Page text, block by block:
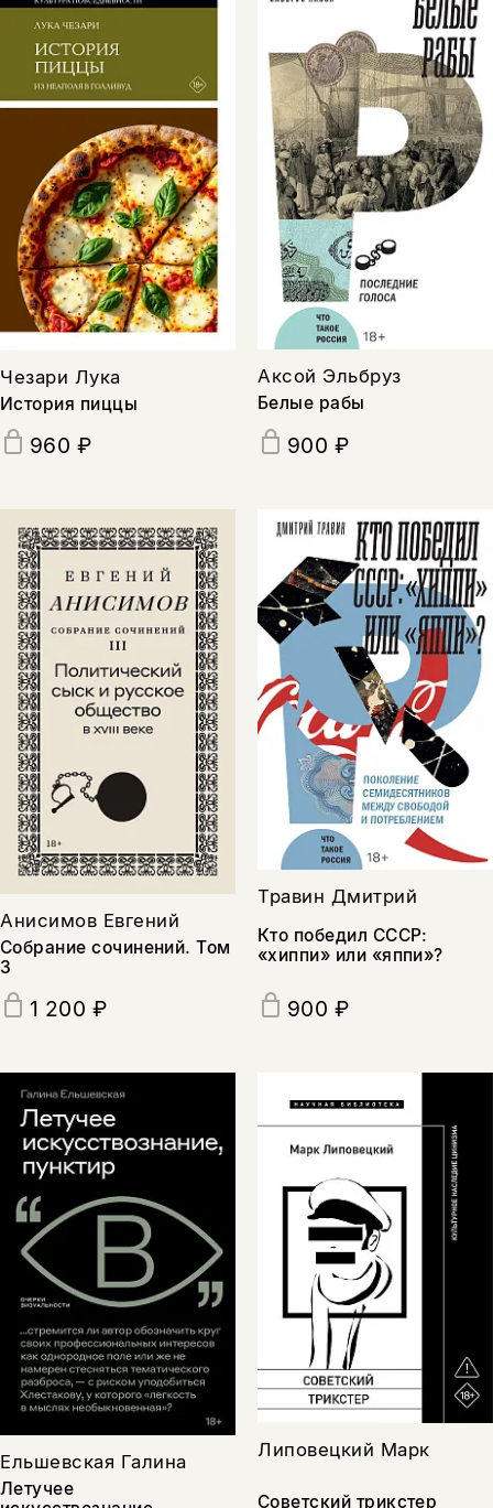
Чезари Лука
История пиццы
960 ₽
Аксой Эльбруз
Белые рабы
900 ₽
Анисимов Евгений
Собрание сочинений. Том
3
1 200 ₽
Травин Дмитрий
Кто победил СССР:
«хиппи» или «яппи»?
900 ₽
Ельшевская Галина
Летучее
Липовецкий Марк
Советский трикстер